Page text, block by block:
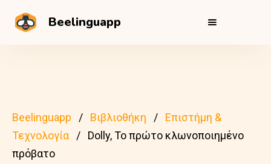
Beelinguapp
Beelinguapp Βιβλιοθήκη
Επιστήμη &
Τεχνολογία
Dolly, Το πρώτο κλωνοποιημένο
πρόβατο